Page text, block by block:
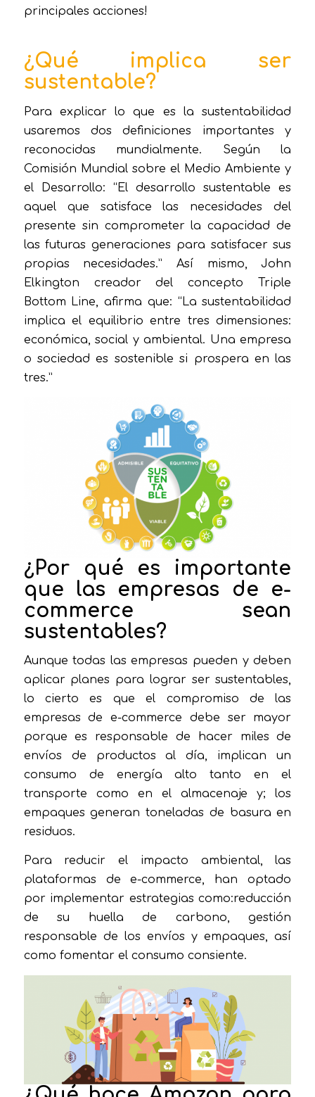
principales acciones!
¿Qué implica ser
sustentable?
Para explicar lo que es la sustentabilidad
usaremos dos definiciones importantes y
reconocidas mundialmente. Según la
Comisión Mundial sobre el Medio Ambiente y
el Desarrollo: “El desarrollo sustentable es
aquel que satisface las necesidades del
presente sin comprometer la capacidad de
las futuras generaciones para satisfacer sus
propias necesidades.” Así mismo, John
Elkington creador del concepto Triple
Bottom Line, afirma que: “La sustentabilidad
implica el equilibrio entre tres dimensiones:
económica, social y ambiental. Una empresa
o sociedad es sostenible si prospera en las
tres.”
¿Por qué es importante
que las empresas de e-
commerce sean
sustentables?
Aunque todas las empresas pueden y deben
aplicar planes para lograr ser sustentables,
lo cierto es que el compromiso de las
empresas de e-commerce debe ser mayor
porque es responsable de hacer miles de
envíos de productos al día, implican un
consumo de energía alto tanto en el
transporte como en el almacenaje y; los
empaques generan toneladas de basura en
residuos.
Para reducir el impacto ambiental, las
plataformas de e-commerce, han optado
por implementar estrategias como:reducción
de su huella de carbono, gestión
responsable de los envíos y empaques, así
como fomentar el consumo consiente.